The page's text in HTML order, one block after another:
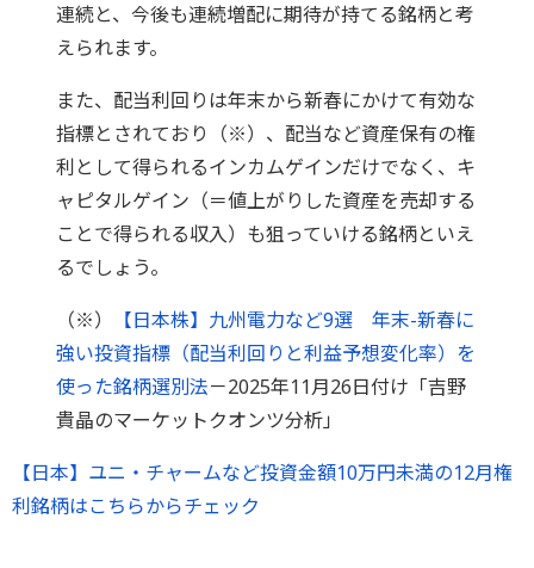
連続と、今後も連続増配に期待が持てる銘柄と考
えられます。
また、配当利回りは年末から新春にかけて有効な
指標とされており（※）、配当など資産保有の権
利として得られるインカムゲインだけでなく、キ
ャピタルゲイン（＝値上がりした資産を売却する
ことで得られる収入）も狙っていける銘柄といえ
るでしょう。
（※）
【日本株】九州電力など9選 年末-新春に
強い投資指標（配当利回りと利益予想変化率）を
使った銘柄選別法－2025年11月26日付け「吉野
貴晶のマーケットクオンツ分析」
【日本】ユニ・チャームなど投資金額10万円未満の12月権
利銘柄はこちらからチェック